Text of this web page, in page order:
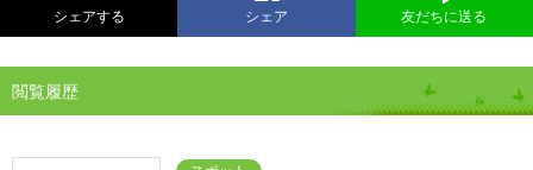
シェアする シェア 友だちに送る
閲覧履歴